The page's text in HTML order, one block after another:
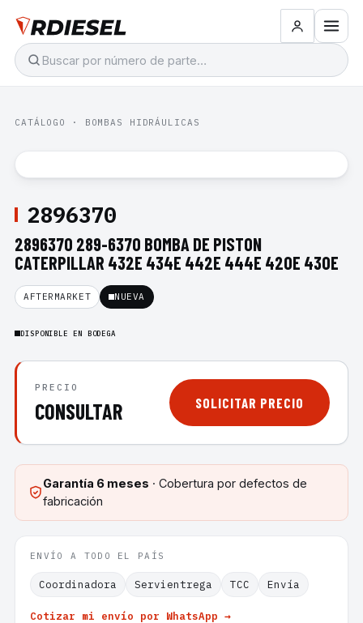
CATÁLOGO · BOMBAS HIDRÁULICAS
2896370
2896370 289-6370 BOMBA DE PISTON
CATERPILLAR 432E 434E 442E 444E 420E 430E
AFTERMARKET NUEVA
DISPONIBLE EN BODEGA
PRECIO
CONSULTAR SOLICITAR PRECIO
Garantía 6 meses · Cobertura por defectos de
fabricación
ENVÍO A TODO EL PAÍS
Coordinadora Servientrega TCC Envía
Cotizar mi envío por WhatsApp →